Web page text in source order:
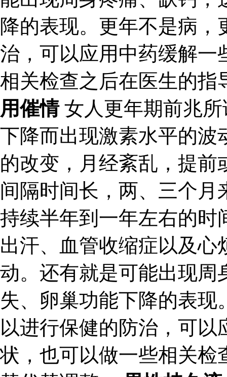
降的表现。更年不是病
治，可以应用中药缓解一
相关检查之后在医生的
用催情女人更年期前兆
下降而出现激素水平的波
的改变，月经紊乱，提
间隔时间长，两、三个
持续半年到一年左右的时
出汗、血管收缩症以及
动。还有就是可能出现周
失、卵巢功能下降的表
以进行保健的防治，可
状，也可以做一些相关检